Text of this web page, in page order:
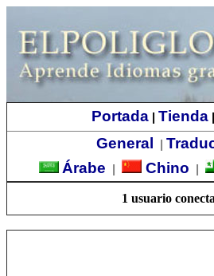
Portada Tienda
General
Árabe Chino
1 usuario